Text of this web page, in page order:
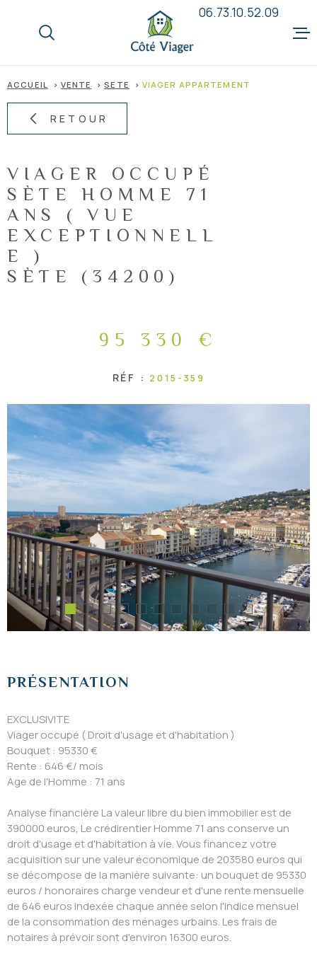
contenu
ACCUEIL
06.73.10.52.09
ACCUEIL VENTE SETE VIAGER APPARTEMENT
RETOUR
VIAGER OCCUPÉ
SÈTE HOMME 71
ANS ( VUE
EXCEPTIONNELL
E )
SÈTE (34200)
95 330 €
RÉF : 2015-359
PRÉSENTATION
EXCLUSIVITE
Viager occupé ( Droit d'usage et d'habitation )
Bouquet : 95330 €
Rente : 646 €/ mois
Age de l'Homme : 71 ans
Analyse financière La valeur libre du bien immobilier est de
390000 euros, Le crédirentier Homme 71 ans conserve un
droit d'usage et d'habitation à vie. Vous financez votre
acquisition sur une valeur économique de 203580 euros qui
se décompose de la manière suivante: un bouquet de 95330
euros / honoraires charge vendeur et d'une rente mensuelle
de 646 euros indexée chaque année selon l'indice mensuel
de la consommation des ménages urbains. Les frais de
notaires à prévoir sont d'environ 16300 euros.